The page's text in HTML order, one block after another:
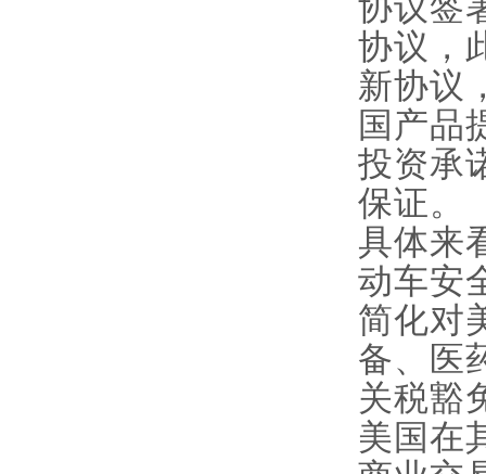
协议签
协议，
新协议
国产品
投资承
保证。
具体来
动车安
简化对
备、医
关税豁
美国在